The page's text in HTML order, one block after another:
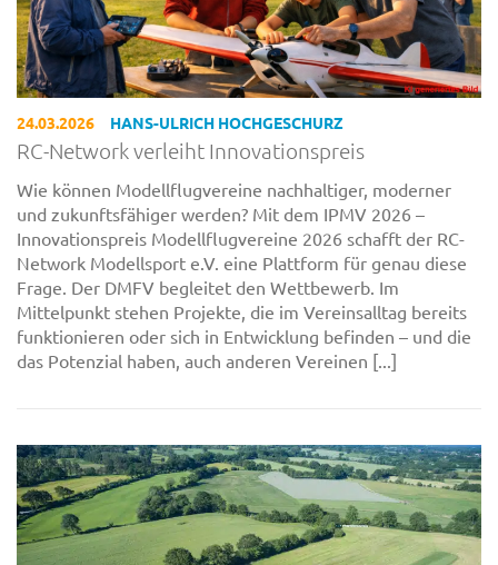
24.03.2026 HANS-ULRICH HOCHGESCHURZ
RC-Network verleiht Innovationspreis
Wie können Modellflugvereine nachhaltiger, moderner
und zukunftsfähiger werden? Mit dem IPMV 2026 –
Innovationspreis Modellflugvereine 2026 schafft der RC-
Network Modellsport e.V. eine Plattform für genau diese
Frage. Der DMFV begleitet den Wettbewerb. Im
Mittelpunkt stehen Projekte, die im Vereinsalltag bereits
funktionieren oder sich in Entwicklung befinden – und die
das Potenzial haben, auch anderen Vereinen [...]